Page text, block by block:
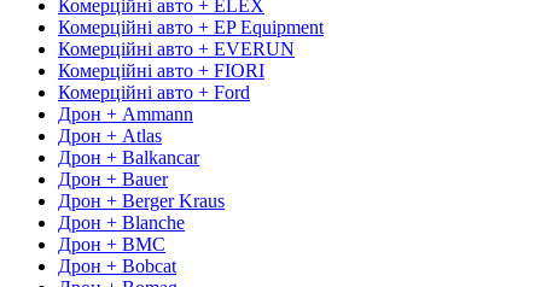
Комерційні авто + ELEX
Комерційні авто + EP Equipment
Комерційні авто + EVERUN
Комерційні авто + FIORI
Комерційні авто + Ford
Дрон + Ammann
Дрон + Atlas
Дрон + Balkancar
Дрон + Bauer
Дрон + Berger Kraus
Дрон + Blanche
Дрон + BMC
Дрон + Bobcat